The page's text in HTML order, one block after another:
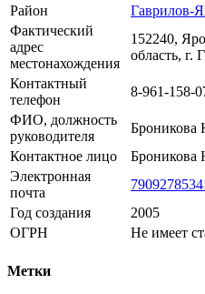
Район
Гаврилов-
Фактический
адрес
местонахождения
152240,
область, г.
Контактный
телефон
8-961-158-
ФИО, должность
руководителя
Броникова
Контактное лицо
Броникова
Электронная
почта
Год создания
2005
ОГРН
Не имеет
Метки